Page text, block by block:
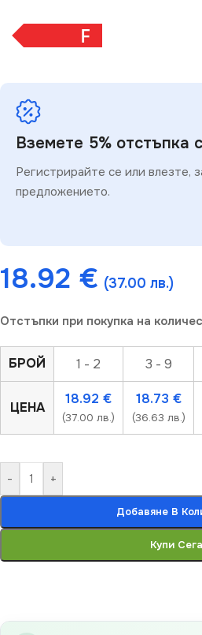
F
Вземете 5% отстъпка
Регистрирайте се или влезте,
предложението.
18.92 € (37.00 лв.)
Отстъпки при покупка на
БРОЙ 1 - 2 3 - 9
ЦЕНА
18.92 €
(37.00 лв.)
18.73 €
(36.63 лв.)
- +
Добавяне В
Купи Сега